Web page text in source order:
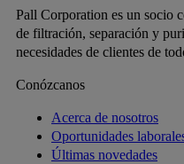
Pall Corporation es un socio
de filtración, separación y
necesidades de clientes de
Conózcanos
Acerca de nosotros
Oportunidades
Últimas novedades